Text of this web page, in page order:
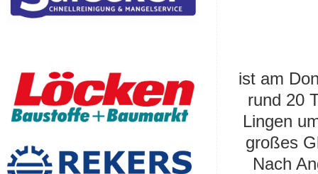
ist am
rund 20
Lingen
großes
Nach